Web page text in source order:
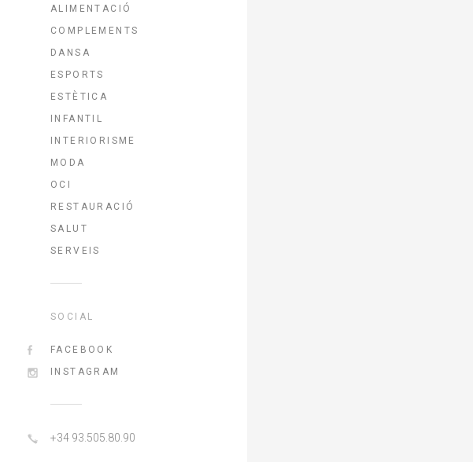
ALIMENTACIÓ
COMPLEMENTS
DANSA
ESPORTS
ESTÈTICA
INFANTIL
INTERIORISME
MODA
OCI
RESTAURACIÓ
SALUT
SERVEIS
SOCIAL
FACEBOOK
INSTAGRAM
+34 93.505.80.90